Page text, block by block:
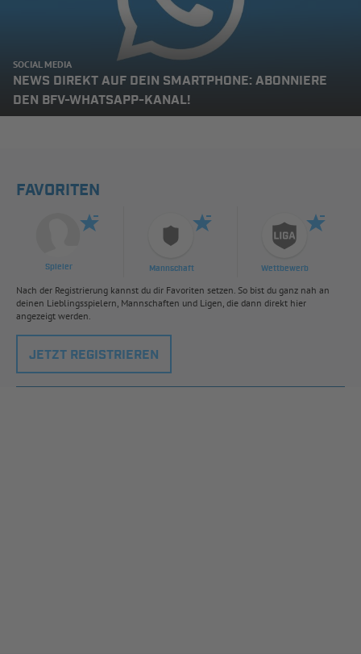
SOCIAL MEDIA
NEWS DIREKT AUF DEIN SMARTPHONE: ABONNIERE
DEN BFV-WHATSAPP-KANAL!
FAVORITEN
Spieler Mannschaft Wettbewerb
Nach der Registrierung kannst du dir Favoriten setzen. So bist du ganz nah an
deinen Lieblingsspielern, Mannschaften und Ligen, die dann direkt hier
angezeigt werden.
JETZT REGISTRIEREN